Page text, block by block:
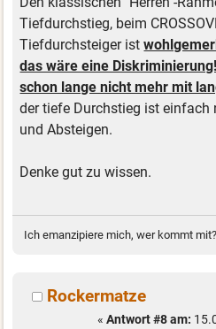
Tiefdurchstieg, beim
Tiefdurchsteiger ist
das wäre eine
schon lange nicht mehr mit
der tiefe Durchstieg ist einfach
und Absteigen.
Denke gut zu wissen.
Ich emanzipiere mich, wer kommt mit?
Rockermatze
« Antwort #8 am: